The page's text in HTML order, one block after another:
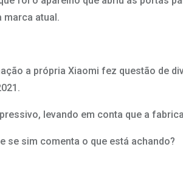
marca atual.
a própria Xiaomi fez questão de
levando em conta que a
se sim comenta o que está achando?